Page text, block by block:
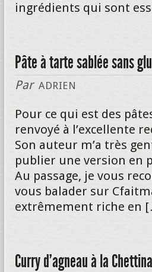
ingrédients qui sont
Pâte à tarte sablée sans
Par ADRIEN
Pour ce qui est des
renvoyé à l’excellente
Son auteur m’a très
publier une version en
Au passage, je vous
vous balader sur
extrêmement riche en
Curry d’agneau à la